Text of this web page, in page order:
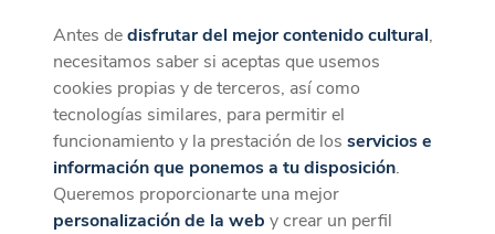
CaixaForum+
La mejor experiencia desde la App
Descargar
Antes dedisfrutar del mejor contenido cultural,
necesitamos saber si aceptas que usemos
cookies propias y de terceros, así como
tecnologías similares, para permitir el
funcionamiento y la prestación de losservicios e
información que ponemos a tu disposición.
Queremos proporcionarte una mejor
personalización de la web y crear un perfil